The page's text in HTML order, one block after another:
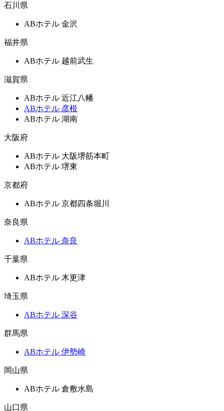
石川県
ABホテル 金沢
福井県
ABホテル 越前武生
滋賀県
ABホテル 近江八幡
ABホテル 彦根
ABホテル 湖南
大阪府
ABホテル 大阪堺筋本町
ABホテル 堺東
京都府
ABホテル 京都四条堀川
奈良県
ABホテル 奈良
千葉県
ABホテル 木更津
埼玉県
ABホテル 深谷
群馬県
ABホテル 伊勢崎
岡山県
ABホテル 倉敷水島
山口県